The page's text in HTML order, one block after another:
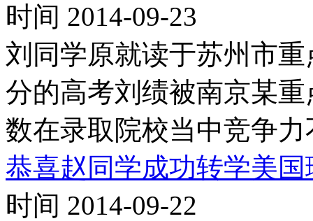
时间 2014-09-23
刘同学原就读于苏州市
分的高考刘绩被南京某
数在录取院校当中竞争
恭喜赵同学成功转学美
时间 2014-09-22